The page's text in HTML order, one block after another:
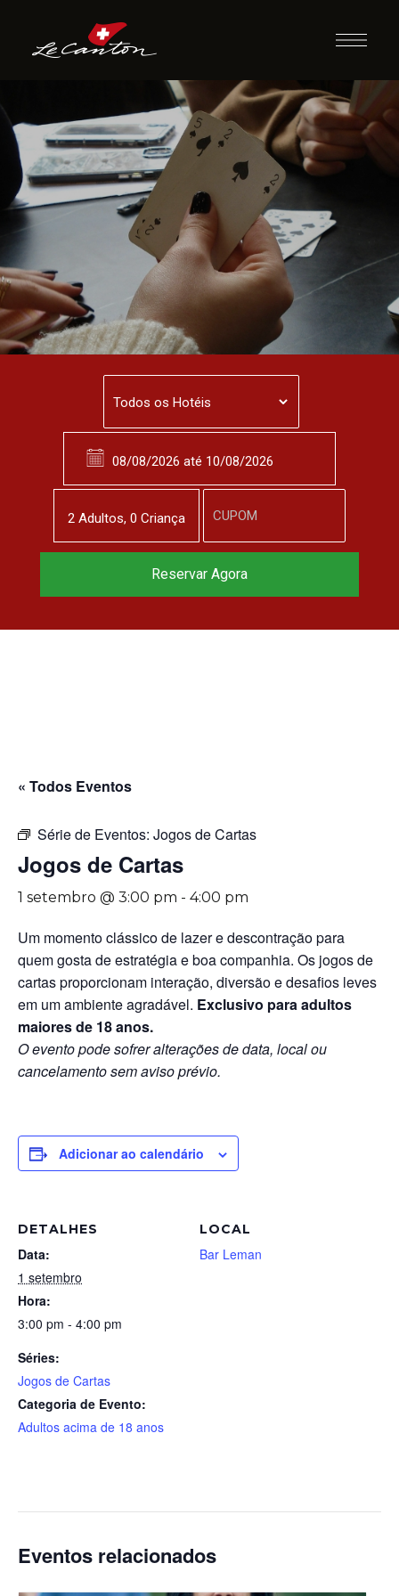
Jogos de Cartas
« Todos Eventos
Série de Eventos: Jogos de Cartas
Jogos de Cartas
1 setembro @ 3:00 pm - 4:00 pm
Um momento clássico de lazer e descontração para
quem gosta de estratégia e boa companhia. Os jogos de
cartas proporcionam interação, diversão e desafios leves
em um ambiente agradável. Exclusivo para adultos
maiores de 18 anos.
O evento pode sofrer alterações de data, local ou
cancelamento sem aviso prévio.
Adicionar ao calendário
DETALHES
Data:
1 setembro
Hora:
3:00 pm - 4:00 pm
Séries:
Jogos de Cartas
Categoria de Evento:
Adultos acima de 18 anos
LOCAL
Bar Leman
Eventos relacionados
2 Adultos, 0 Criança
Reservar Agora